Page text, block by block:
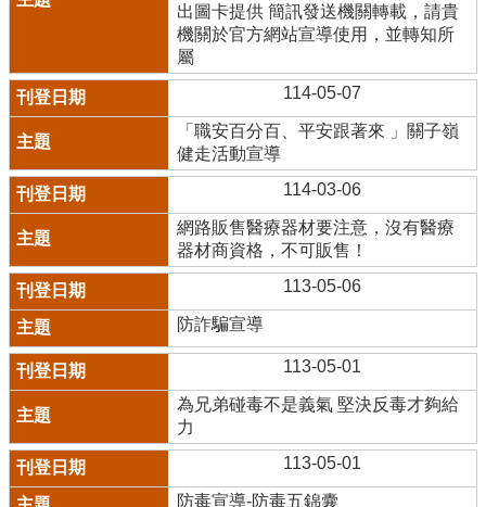
出圖卡提供 簡訊發送機關轉載，請貴
機關於官方網站宣導使用，並轉知所
屬
114-05-07
「職安百分百、平安跟著來 」關子嶺
健走活動宣導
114-03-06
網路販售醫療器材要注意，沒有醫療
器材商資格，不可販售！
113-05-06
防詐騙宣導
113-05-01
為兄弟碰毒不是義氣 堅決反毒才夠給
力
113-05-01
防毒宣導-防毒五錦囊